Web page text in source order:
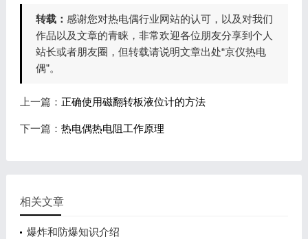
转载： 感谢您对热电偶行业网站的认可，以及对我们
作品以及文章的青睐，非常欢迎各位朋友分享到个人
站长或者朋友圈，但转载请说明文章出处“京仪热电
偶”。
上一篇： 正确使用磁翻转板液位计的方法
下一篇： 热电偶热电阻工作原理
相关文章
爆炸和防爆知识介绍